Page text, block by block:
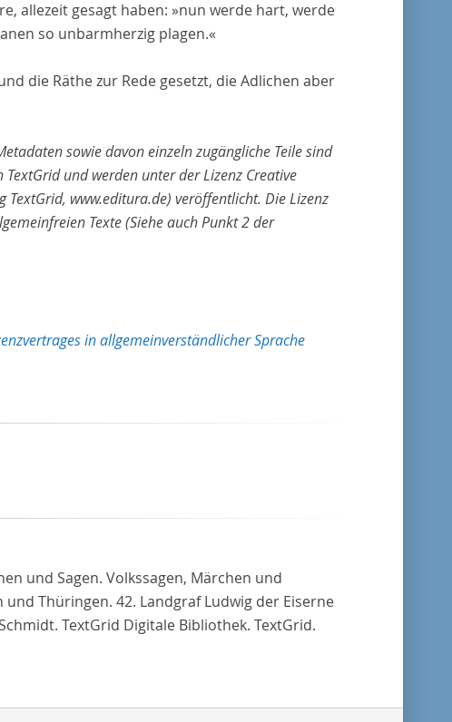
allezeit gesagt haben: »nun werde hart, werde
so unbarmherzig plagen.«
die Räthe zur Rede gesetzt, die Adlichen aber
sowie davon einzeln zugängliche Teile sind
und werden unter der Lizenz Creative
www.editura.de) veröffentlicht. Die Lizenz
Texte (Siehe auch Punkt 2 der
in allgemeinverständlicher Sprache
und Sagen. Volkssagen, Märchen und
Thüringen. 42. Landgraf Ludwig der Eiserne
TextGrid Digitale Bibliothek. TextGrid.